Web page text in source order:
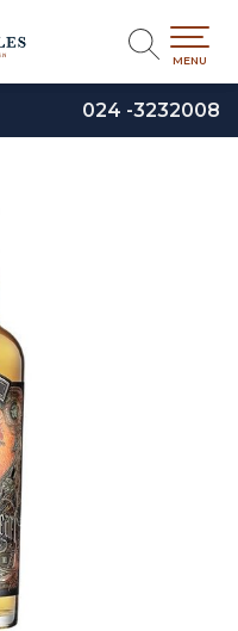
024 -3232008
MENU